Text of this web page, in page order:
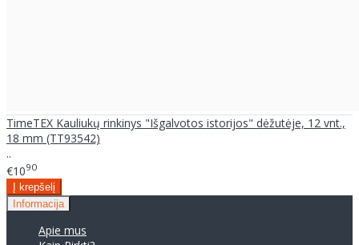
TimeTEX Kauliukų rinkinys "Išgalvotos istorijos" dėžutėje, 12 vnt.,
18 mm (TT93542)
..
€1090
Informacija
Apie mus